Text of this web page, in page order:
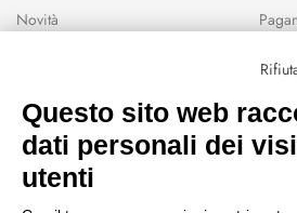
Novità
Wishlist
CEP GREEN
Questo sito web
dati personali dei
utenti